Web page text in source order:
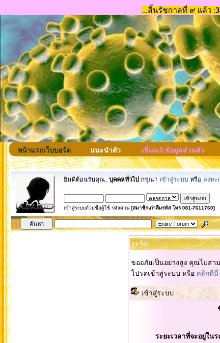
หน้าแรกเว็บบอร์ด แนะนำตัว เพิ่ม/แก้.ข้อมูลส่วนตัว
ยินดีต้อนรับคุณ, บุคคลทั่วไป กรุณา เข้าสู่ระบบ หรือ ลงทะ
เข้าสู่ระบบด้วยชื่อผู้ใช้ รหัสผ่าน [สมาชิกเก่าลืมรหัส โทร 081-7611760]
ระวัง!
ขออภัยเป็นอย่างสูง คุณไม่ส
โปรดเข้าสู่ระบบ หรือ คลิกที่นี่
เข้าสู่ระบบ
ระยะเวลาที่จะอยู่ใน